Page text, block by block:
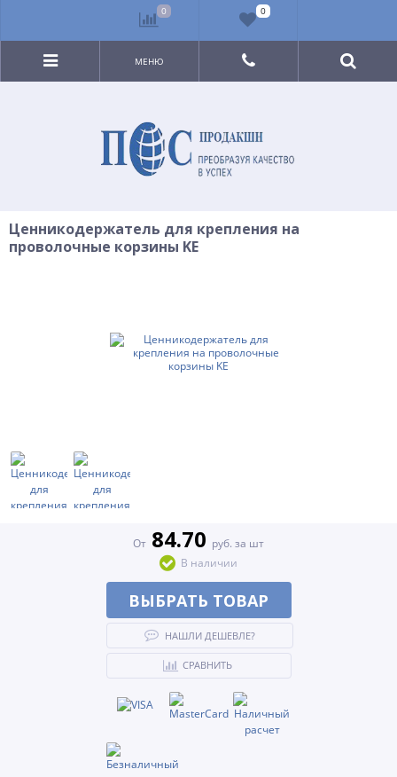
МЕНЮ
Ценникодержатель для крепления на
проволочные корзины KE
От 84.70 руб. за шт
В наличии
ВЫБРАТЬ ТОВАР
НАШЛИ ДЕШЕВЛЕ?
СРАВНИТЬ
0 0